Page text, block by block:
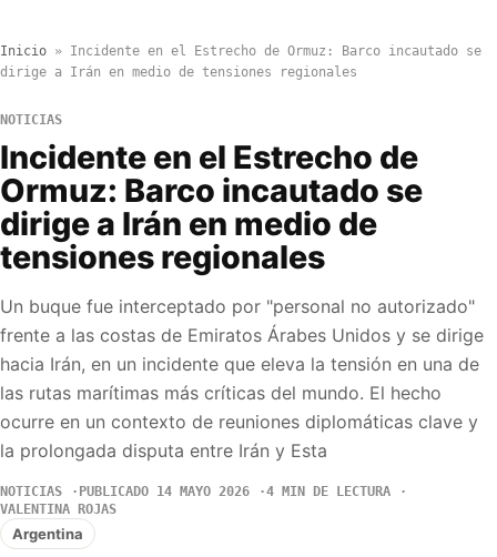
Inicio » Incidente en el Estrecho de Ormuz: Barco incautado se
dirige a Irán en medio de tensiones regionales
NOTICIAS
Incidente en el Estrecho de
Ormuz: Barco incautado se
dirige a Irán en medio de
tensiones regionales
Un buque fue interceptado por "personal no autorizado"
frente a las costas de Emiratos Árabes Unidos y se dirige
hacia Irán, en un incidente que eleva la tensión en una de
las rutas marítimas más críticas del mundo. El hecho
ocurre en un contexto de reuniones diplomáticas clave y
la prolongada disputa entre Irán y Esta
NOTICIAS PUBLICADO 14 MAYO 2026
4 MIN DE LECTURA
VALENTINA ROJAS
Argentina